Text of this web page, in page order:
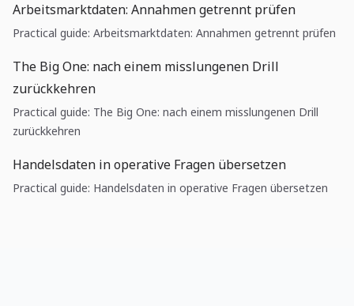
Arbeitsmarktdaten: Annahmen getrennt prüfen
Practical guide: Arbeitsmarktdaten: Annahmen getrennt prüfen
The Big One: nach einem misslungenen Drill
zurückkehren
Practical guide: The Big One: nach einem misslungenen Drill
zurückkehren
Handelsdaten in operative Fragen übersetzen
Practical guide: Handelsdaten in operative Fragen übersetzen